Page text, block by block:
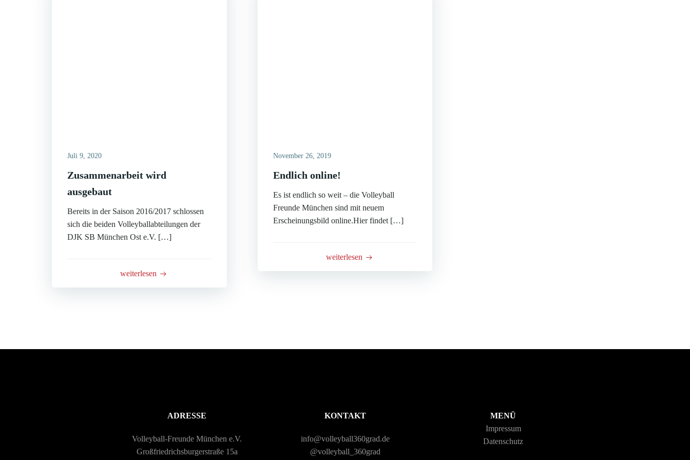
Juli 9, 2020
Zusammenarbeit wird
ausgebaut
Bereits in der Saison 2016/2017 schlossen
sich die beiden Volleyballabteilungen der
DJK SB München Ost e.V. […]
weiterlesen
November 26, 2019
Endlich online!
Es ist endlich so weit – die Volleyball
Freunde München sind mit neuem
Erscheinungsbild online.Hier findet […]
weiterlesen
ADRESSE
Volleyball-Freunde München e.V.
Großfriedrichsburgerstraße 15a
KONTAKT
info@volleyball360grad.de
@volleyball_360grad
MENÜ
Impressum
Datenschutz